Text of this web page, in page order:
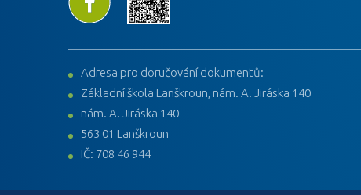
Adresa pro doručování dokumentů:
Základní škola Lanškroun, nám. A. Jiráska 140
nám. A. Jiráska 140
563 01 Lanškroun
IČ: 708 46 944